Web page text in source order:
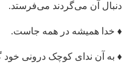
دنبال آن می‌گردند می‌فرستد.
♦ خدا همیشه در همه جاست.
♦ به آن ندای کوچک درونی